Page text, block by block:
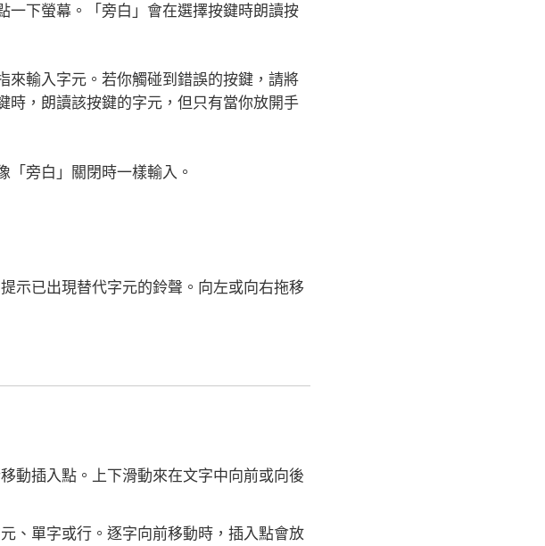
一下螢幕。「旁白」會在選擇按鍵時朗讀按
來輸入字元。若你觸碰到錯誤的按鍵，請將
時，朗讀該按鍵的字元，但只有當你放開手
「旁白」關閉時一樣輸入。
示已出現替代字元的鈴聲。向左或向右拖移
動插入點。上下滑動來在文字中向前或向後
、單字或行。逐字向前移動時，插入點會放